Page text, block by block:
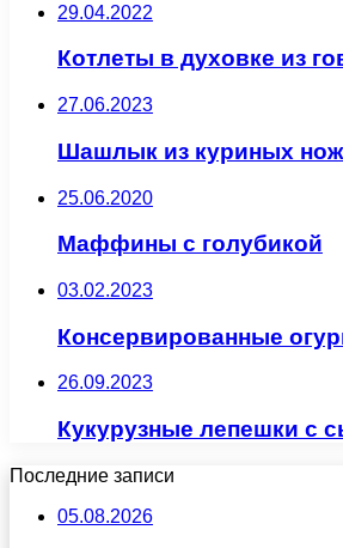
29.04.2022
Котлеты в духовке из
27.06.2023
Шашлык из куриных
25.06.2020
Маффины с голубикой
03.02.2023
Консервированные
26.09.2023
Кукурузные лепешки с
Последние записи
05.08.2026